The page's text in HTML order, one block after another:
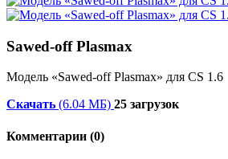
Sawed-off Plasmax
Модель «Sawed-off Plasmax» для CS 1.6
Скачать (6.04 МБ) 25 загрузок
Комментарии (0)